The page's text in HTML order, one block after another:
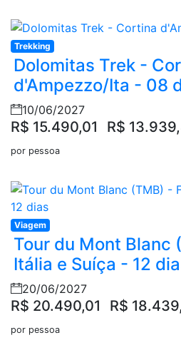
Trekking
Dolomitas Trek -
d'Ampezzo/Ita - 08
10/06/2027
R$ 15.490,01 R$
por pessoa
Viagem
Tour du Mont Blanc
Itália e Suíça - 12
20/06/2027
R$ 20.490,01 R$
por pessoa